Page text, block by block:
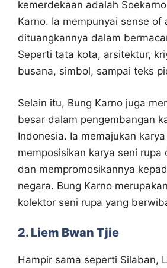
kemerdekaan adalah
Karno. Ia mempunyai sense of
dituangkannya dalam
Seperti tata kota, arsitektur,
busana, simbol, sampai teks
Selain itu, Bung Karno juga
besar dalam pengembangan
Indonesia. Ia memajukan
memposisikan karya seni rupa
dan mempromosikannya
negara. Bung Karno
kolektor seni rupa yang
2. Liem Bwan Tjie
Hampir sama seperti Silaban,